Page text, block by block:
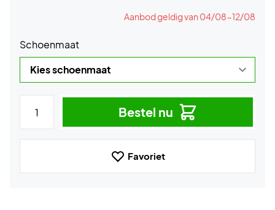
Aanbod geldig van 04/08-12/08
Schoenmaat
Bestel nu
Favoriet